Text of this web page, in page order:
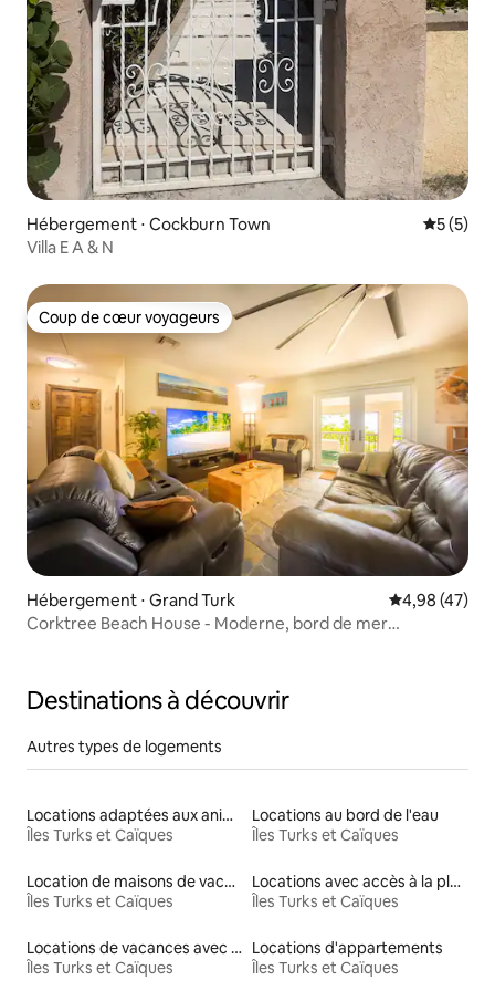
Hébergement ⋅ Cockburn Town
5 (5)
Villa E A & N
Coup de cœur voyageurs
Coup de cœur voyageurs
Hébergement ⋅ Grand Turk Évaluation
4,98 (47)
Corktree Beach House - Moderne, bord de mer
Destinations à découvrir
Autres types de logements
Locations adaptées aux animaux
Îles Turks et Caïques
Locations au bord de l'eau
Îles Turks et Caïques
Location de maisons de vacances
Îles Turks et Caïques
Locations avec accès à la plage
Îles Turks et Caïques
Locations de vacances avec piscine
Îles Turks et Caïques
Locations d'appartements
Îles Turks et Caïques